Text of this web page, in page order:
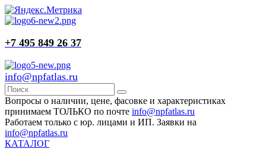
+7 495 849 26 37
info@npfatlas.ru
Вопросы о наличии, цене, фасовке и характеристиках
принимаем ТОЛЬКО по почте info@npfatlas.ru
Работаем только с юр. лицами и ИП. Заявки на
info@npfatlas.ru
КАТАЛОГ